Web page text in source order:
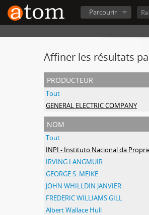
Parcourir
Affiner les résultats
producteur
Tout
GENERAL ELECTRIC COMPANY
nom
Tout
IRVING LANGMUIR
GEORGE S. MEIKE
JOHN WHILLDIN JANVIER
FREDERIC WILLIAMS GILL
Albert Wallace Hull